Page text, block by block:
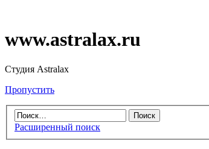
www.astralax.ru
Студия Astralax
Пропустить
Расширенный поиск